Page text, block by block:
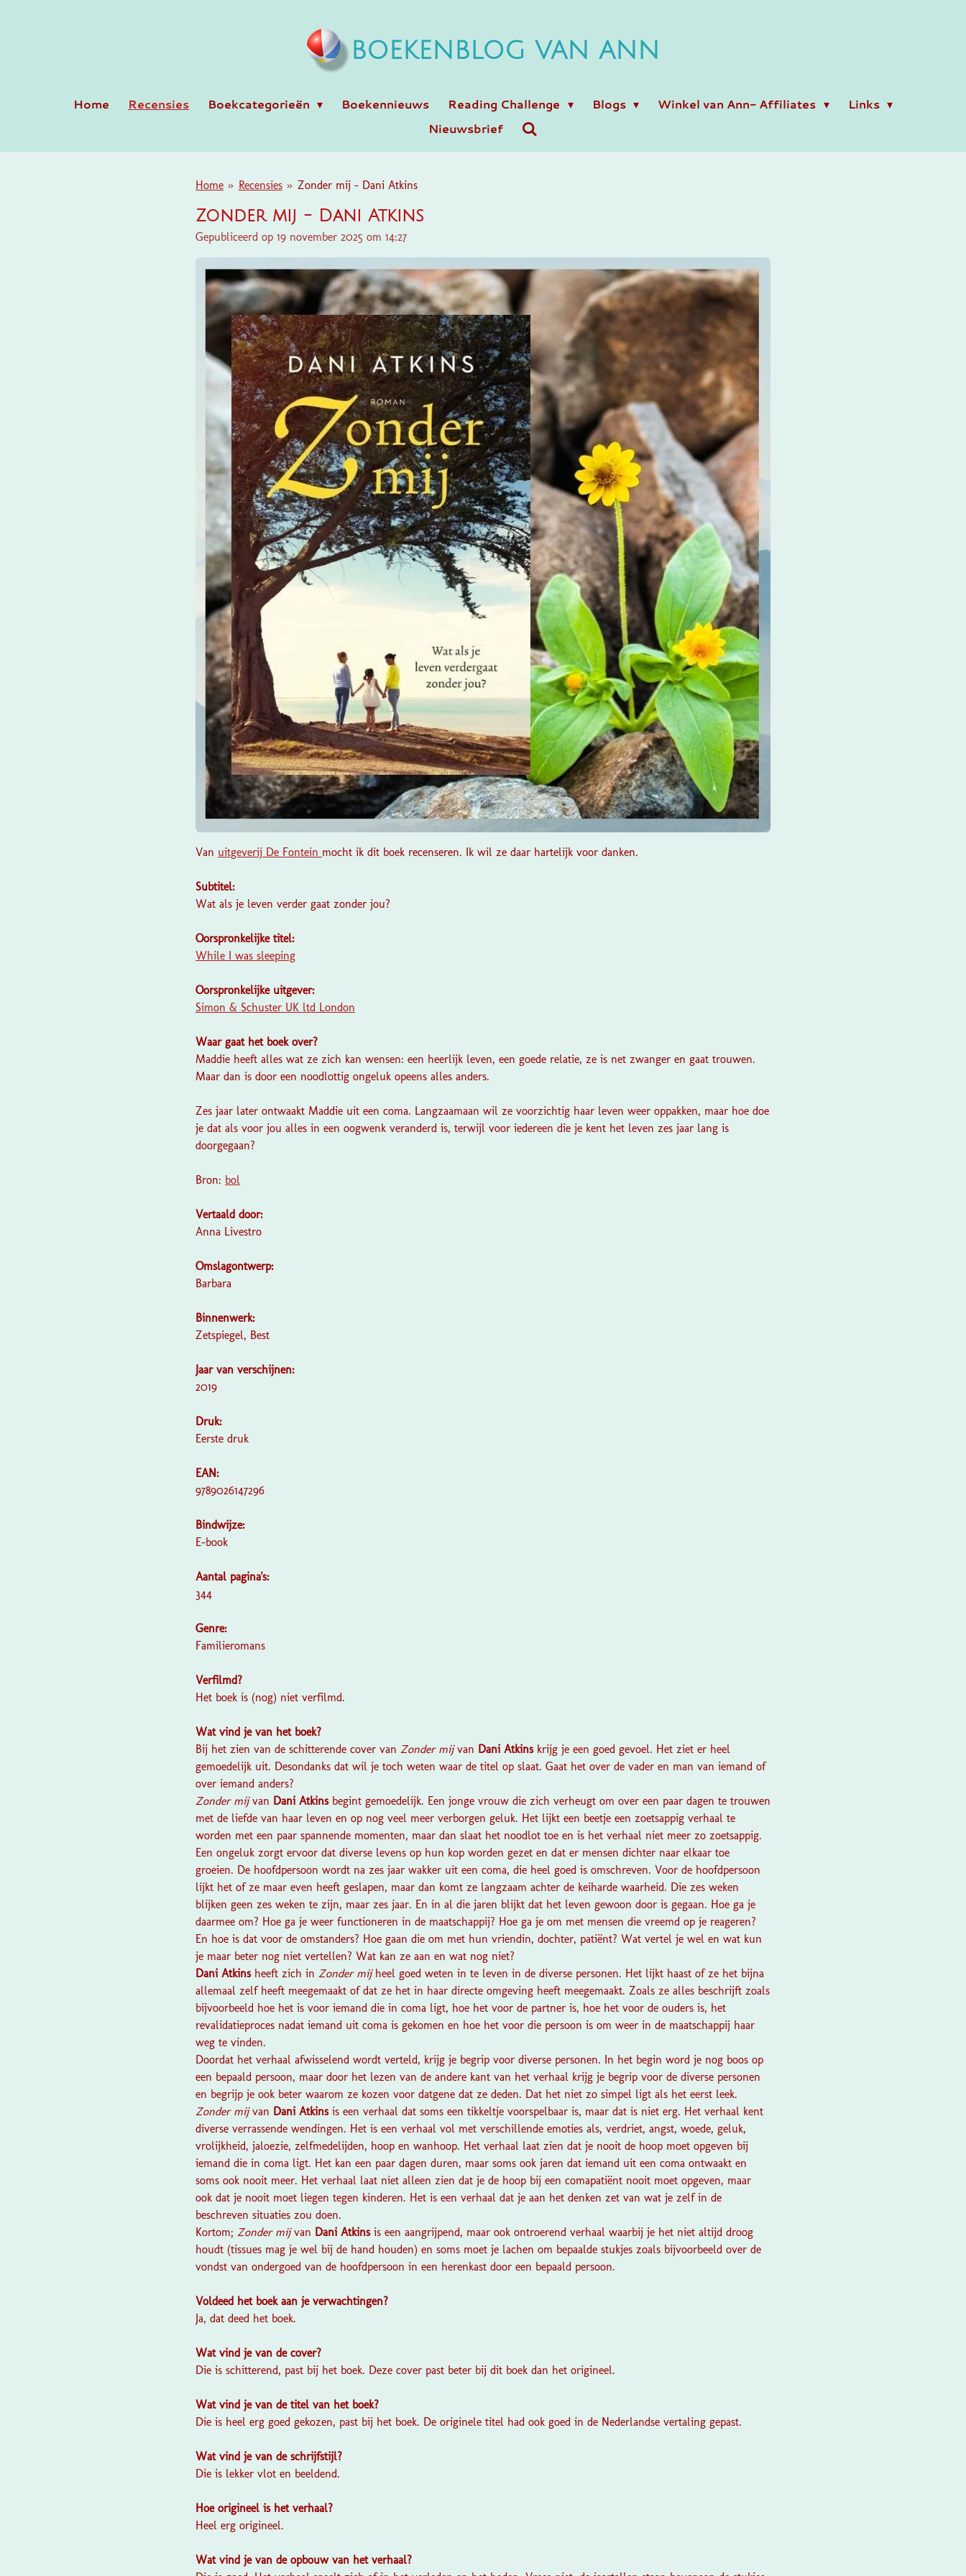
BOEKENBLOG VAN ANN
Home Recensies Boekcategorieën Boekennieuws Reading Challenge Blogs Winkel van Ann- Affiliates
Links
Nieuwsbrief
Home » Recensies » Zonder mij - Dani Atkins
Zonder mij - Dani Atkins
Gepubliceerd op 19 november 2025 om 14:27
Van uitgeverij De Fontein mocht ik dit boek recenseren. Ik wil ze daar hartelijk voor danken.
Subtitel:
Wat als je leven verder gaat zonder jou?
Oorspronkelijke titel:
While I was sleeping
Oorspronkelijke uitgever:
Simon & Schuster UK ltd London
Waar gaat het boek over?
Maddie heeft alles wat ze zich kan wensen: een heerlijk leven, een goede relatie, ze is net zwanger en gaat trouwen.
Maar dan is door een noodlottig ongeluk opeens alles anders.
Zes jaar later ontwaakt Maddie uit een coma. Langzaamaan wil ze voorzichtig haar leven weer oppakken, maar hoe doe
je dat als voor jou alles in een oogwenk veranderd is, terwijl voor iedereen die je kent het leven zes jaar lang is
doorgegaan?
Bron: bol
Vertaald door:
Anna Livestro
Omslagontwerp:
Barbara
Binnenwerk:
Zetspiegel, Best
Jaar van verschijnen:
2019
Druk:
Eerste druk
EAN:
9789026147296
Bindwijze:
E-book
Aantal pagina's:
344
Genre:
Familieromans
Verfilmd?
Het boek is (nog) niet verfilmd.
Wat vind je van het boek?
Bij het zien van de schitterende cover van Zonder mij van Dani Atkins krijg je een goed gevoel. Het ziet er heel
gemoedelijk uit. Desondanks dat wil je toch weten waar de titel op slaat. Gaat het over de vader en man van iemand of
over iemand anders?
Zonder mij van Dani Atkins begint gemoedelijk. Een jonge vrouw die zich verheugt om over een paar dagen te trouwen
met de liefde van haar leven en op nog veel meer verborgen geluk. Het lijkt een beetje een zoetsappig verhaal te
worden met een paar spannende momenten, maar dan slaat het noodlot toe en is het verhaal niet meer zo zoetsappig.
Een ongeluk zorgt ervoor dat diverse levens op hun kop worden gezet en dat er mensen dichter naar elkaar toe
groeien. De hoofdpersoon wordt na zes jaar wakker uit een coma, die heel goed is omschreven. Voor de hoofdpersoon
lijkt het of ze maar even heeft geslapen, maar dan komt ze langzaam achter de keiharde waarheid. Die zes weken
blijken geen zes weken te zijn, maar zes jaar. En in al die jaren blijkt dat het leven gewoon door is gegaan. Hoe ga je
daarmee om? Hoe ga je weer functioneren in de maatschappij? Hoe ga je om met mensen die vreemd op je reageren?
En hoe is dat voor de omstanders? Hoe gaan die om met hun vriendin, dochter, patiënt? Wat vertel je wel en wat kun
je maar beter nog niet vertellen? Wat kan ze aan en wat nog niet?
Dani Atkins heeft zich in Zonder mij heel goed weten in te leven in de diverse personen. Het lijkt haast of ze het bijna
allemaal zelf heeft meegemaakt of dat ze het in haar directe omgeving heeft meegemaakt. Zoals ze alles beschrijft zoals
bijvoorbeeld hoe het is voor iemand die in coma ligt, hoe het voor de partner is, hoe het voor de ouders is, het
revalidatieproces nadat iemand uit coma is gekomen en hoe het voor die persoon is om weer in de maatschappij haar
weg te vinden.
Doordat het verhaal afwisselend wordt verteld, krijg je begrip voor diverse personen. In het begin word je nog boos op
een bepaald persoon, maar door het lezen van de andere kant van het verhaal krijg je begrip voor de diverse personen
en begrijp je ook beter waarom ze kozen voor datgene dat ze deden. Dat het niet zo simpel ligt als het eerst leek.
Zonder mijvan Dani Atkins is een verhaal dat soms een tikkeltje voorspelbaar is, maar dat is niet erg. Het verhaal kent
diverse verrassende wendingen. Het is een verhaal vol met verschillende emoties als, verdriet, angst, woede, geluk,
vrolijkheid, jaloezie, zelfmedelijden, hoop en wanhoop. Het verhaal laat zien dat je nooit de hoop moet opgeven bij
iemand die in coma ligt. Het kan een paar dagen duren, maar soms ook jaren dat iemand uit een coma ontwaakt en
soms ook nooit meer. Het verhaal laat niet alleen zien dat je de hoop bij een comapatiënt nooit moet opgeven, maar
ook dat je nooit moet liegen tegen kinderen. Het is een verhaal dat je aan het denken zet van wat je zelf in de
beschreven situaties zou doen.
Kortom; Zonder mijvan Dani Atkins is een aangrijpend, maar ook ontroerend verhaal waarbij je het niet altijd droog
houdt (tissues mag je wel bij de hand houden) en soms moet je lachen om bepaalde stukjes zoals bijvoorbeeld over de
vondst van ondergoed van de hoofdpersoon in een herenkast door een bepaald persoon.
Voldeed het boek aan je verwachtingen?
Ja, dat deed het boek.
Wat vind je van de cover?
Die is schitterend, past bij het boek. Deze cover past beter bij dit boek dan het origineel.
Wat vind je van de titel van het boek?
Die is heel erg goed gekozen, past bij het boek. De originele titel had ook goed in de Nederlandse vertaling gepast.
Wat vind je van de schrijfstijl?
Die is lekker vlot en beeldend.
Hoe origineel is het verhaal?
Heel erg origineel.
Wat vind je van de opbouw van het verhaal?